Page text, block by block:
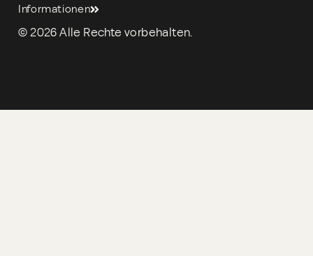
Informationen
© 2026 Alle Rechte vorbehalten.